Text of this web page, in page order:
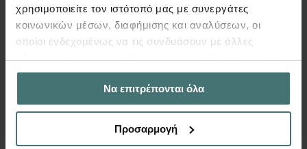
χρησιμοποιείτε τον ιστότοπό μας με συνεργάτες
κοινωνικών μέσων, διαφήμισης και αναλύσεων, οι
οποίοι ενδεχομένως να τις συνδυάσουν με άλλες
πληροφορίες που τους έχετε παραχωρήσει ή τις οποίες
έχουν συλλέξει σε σχέση με την από μέρους σας χρήση
των υπηρεσιών τους.Να επιτρέπονται όλα
Προσαρμογή
+30 210 5765311
Τηλέφωνο
seminars@engineering-intelligence.gr
engineering-intelligence.gr